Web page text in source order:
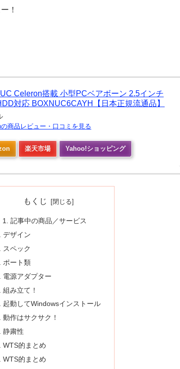
！
Celeron搭載 小型PCベアボーン 2.5インチ
対応 BOXNUC6CAYH【日本正規流通品】
商品レビュー・口コミを見る
楽天市場 Yahoo!ショッピング
もくじ
記事中の商品／サービス
デザイン
スペック
ポート類
電源アダプター
組み立て！
起動してWindowsインストール
動作はサクサク！
静粛性
WTS的まとめ
WTS的まとめ